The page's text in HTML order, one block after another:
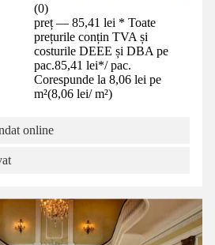
(0)
preț — 85,41 lei * Toate
prețurile conțin TVA și
costurile DEEE și DBA pe
pac.85,41 lei*/ pac.
Corespunde la 8,06 lei pe
m²(8,06 lei/ m²)
online